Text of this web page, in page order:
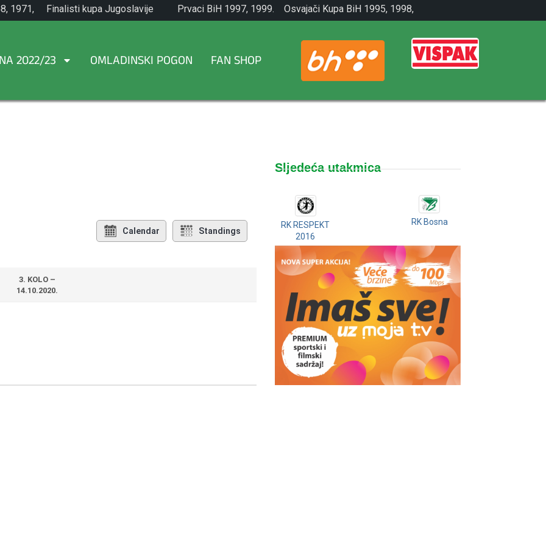
1971,
Finalisti kupa Jugoslavije
1965.
Prvaci BiH 1997, 1999.
Osvajači Kupa BiH 1995, 1998,
2001.
2022/23 OMLADINSKI POGON FAN SHOP
Calendar Standings
3. KOLO –
14.10.2020.
Sljedeća utakmica
RK RESPEKT
2016
RK Bosna